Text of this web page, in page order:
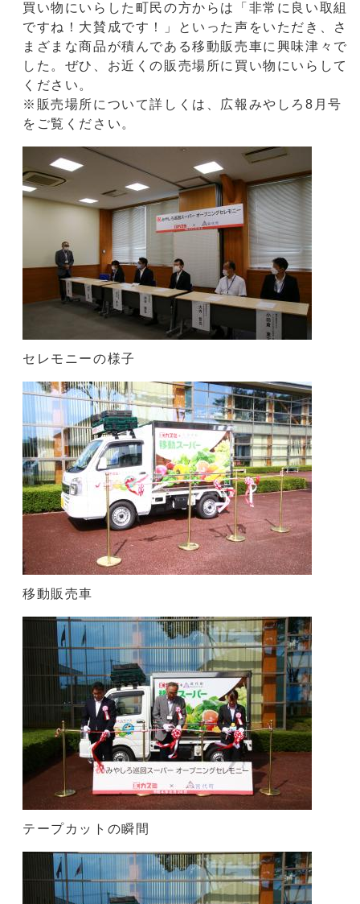
買い物にいらした町民の方からは「非常に良い取組
ですね！大賛成です！」といった声をいただき、さ
まざまな商品が積んである移動販売車に興味津々で
した。ぜひ、お近くの販売場所に買い物にいらして
ください。
※販売場所について詳しくは、広報みやしろ8月号
をご覧ください。
セレモニーの様子
移動販売車
テープカットの瞬間